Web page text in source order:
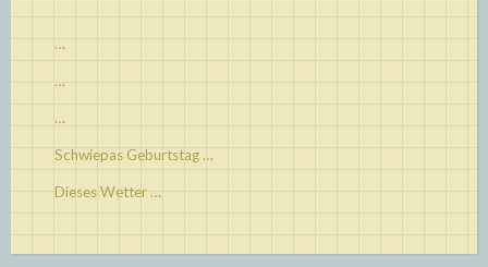
…
…
…
Schwiepas Geburtstag …
Dieses Wetter …